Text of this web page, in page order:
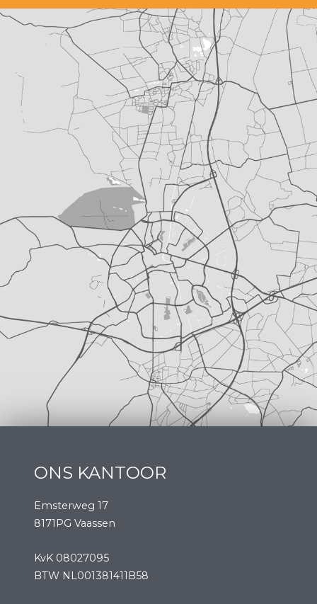
ONS KANTOOR
Emsterweg 17
8171PG Vaassen
KvK 08027095
BTW NL001381411B58